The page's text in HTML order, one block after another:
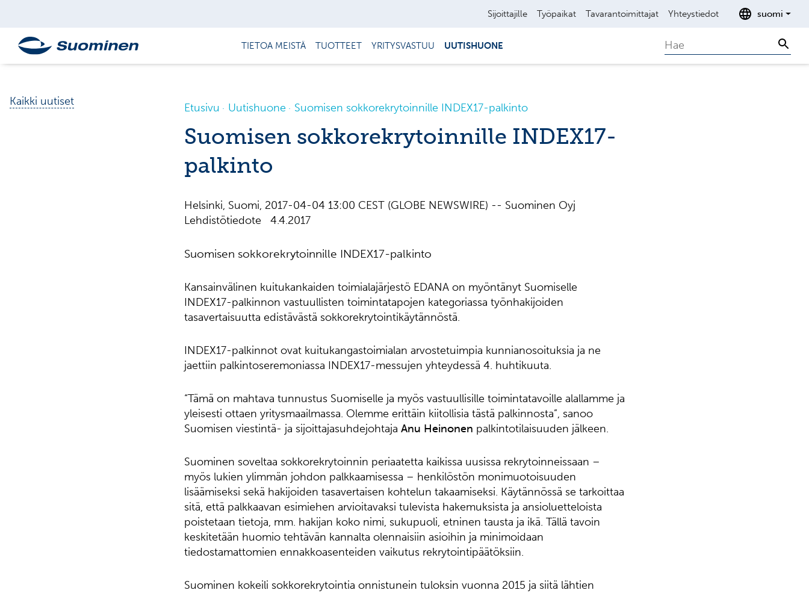
Sijoittajille Työpaikat Tavarantoimittajat Yhteystiedot suomi
TIETOA MEISTÄ TUOTTEET YRITYSVASTUU UUTISHUONE Search
Kaikki uutiset Etusivu Uutishuone Suomisen sokkorekrytoinnille INDEX17-palkinto
Suomisen sokkorekrytoinnille INDEX17-
palkinto
Helsinki, Suomi, 2017-04-04 13:00 CEST (GLOBE NEWSWIRE) -- Suominen Oyj
Lehdistötiedote 4.4.2017
Suomisen sokkorekrytoinnille INDEX17-palkinto
Kansainvälinen kuitukankaiden toimialajärjestö EDANA on myöntänyt Suomiselle
INDEX17-palkinnon vastuullisten toimintatapojen kategoriassa työnhakijoiden
tasavertaisuutta edistävästä sokkorekrytointikäytännöstä.
INDEX17-palkinnot ovat kuitukangastoimialan arvostetuimpia kunnianosoituksia ja ne
jaettiin palkintoseremoniassa INDEX17-messujen yhteydessä 4. huhtikuuta.
“Tämä on mahtava tunnustus Suomiselle ja myös vastuullisille toimintatavoille alallamme ja
yleisesti ottaen yritysmaailmassa. Olemme erittäin kiitollisia tästä palkinnosta”, sanoo
Suomisen viestintä- ja sijoittajasuhdejohtaja Anu Heinonen palkintotilaisuuden jälkeen.
Suominen soveltaa sokkorekrytoinnin periaatetta kaikissa uusissa rekrytoinneissaan –
myös lukien ylimmän johdon palkkaamisessa – henkilöstön monimuotoisuuden
lisäämiseksi sekä hakijoiden tasavertaisen kohtelun takaamiseksi. Käytännössä se tarkoittaa
sitä, että palkkaavan esimiehen arvioitavaksi tulevista hakemuksista ja ansioluetteloista
poistetaan tietoja, mm. hakijan koko nimi, sukupuoli, etninen tausta ja ikä. Tällä tavoin
keskitetään huomio tehtävän kannalta olennaisiin asioihin ja minimoidaan
tiedostamattomien ennakkoasenteiden vaikutus rekrytointipäätöksiin.
Suominen kokeili sokkorekrytointia onnistunein tuloksin vuonna 2015 ja siitä lähtien